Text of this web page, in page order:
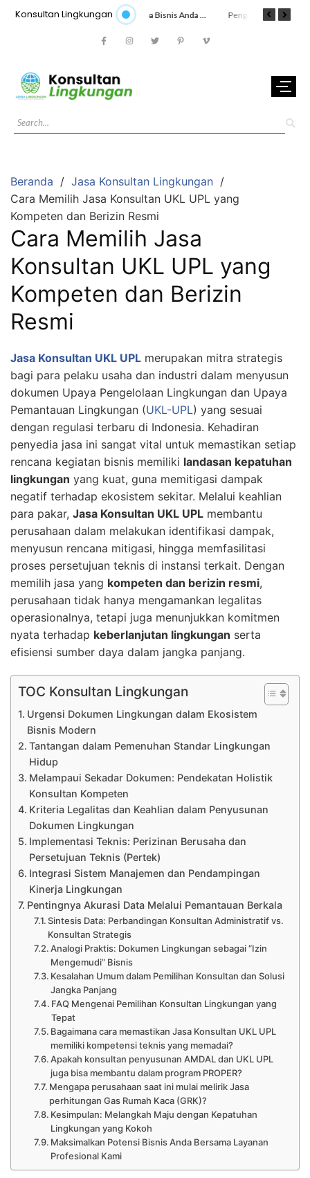
Konsultan Lingkungan
Stop Denda Lingkungan! Jasa Konsultan Lingkungan Siap Membantu Anda Mengapa Bisnis Anda Membutuhkan Jasa Konsultan Lingkungan Profesional? Pengaruh Jasa Konsultan Lingkungan Terhadap Skor ESG Perusahaan
Beranda
Jasa Konsultan Lingkungan
Cara Memilih Jasa Konsultan UKL UPL yang
Kompeten dan Berizin Resmi
Cara Memilih Jasa
Konsultan UKL UPL yang
Kompeten dan Berizin
Resmi
Jasa Konsultan UKL UPL merupakan mitra strategis
bagi para pelaku usaha dan industri dalam menyusun
dokumen Upaya Pengelolaan Lingkungan dan Upaya
Pemantauan Lingkungan (UKL-UPL) yang sesuai
dengan regulasi terbaru di Indonesia. Kehadiran
penyedia jasa ini sangat vital untuk memastikan setiap
rencana kegiatan bisnis memiliki landasan kepatuhan
lingkungan yang kuat, guna memitigasi dampak
negatif terhadap ekosistem sekitar. Melalui keahlian
para pakar, Jasa Konsultan UKL UPL membantu
perusahaan dalam melakukan identifikasi dampak,
menyusun rencana mitigasi, hingga memfasilitasi
proses persetujuan teknis di instansi terkait. Dengan
memilih jasa yang kompeten dan berizin resmi,
perusahaan tidak hanya mengamankan legalitas
operasionalnya, tetapi juga menunjukkan komitmen
nyata terhadap keberlanjutan lingkungan serta
efisiensi sumber daya dalam jangka panjang.
TOC Konsultan Lingkungan
Urgensi Dokumen Lingkungan dalam Ekosistem
Bisnis Modern
Tantangan dalam Pemenuhan Standar Lingkungan
Hidup
Melampaui Sekadar Dokumen: Pendekatan Holistik
Konsultan Kompeten
Kriteria Legalitas dan Keahlian dalam Penyusunan
Dokumen Lingkungan
Implementasi Teknis: Perizinan Berusaha dan
Persetujuan Teknis (Pertek)
Integrasi Sistem Manajemen dan Pendampingan
Kinerja Lingkungan
Pentingnya Akurasi Data Melalui Pemantauan Berkala
Sintesis Data: Perbandingan Konsultan Administratif vs.
Konsultan Strategis
Analogi Praktis: Dokumen Lingkungan sebagai “Izin
Mengemudi” Bisnis
Kesalahan Umum dalam Pemilihan Konsultan dan Solusi
Jangka Panjang
FAQ Mengenai Pemilihan Konsultan Lingkungan yang
Tepat
Bagaimana cara memastikan Jasa Konsultan UKL UPL
memiliki kompetensi teknis yang memadai?
Apakah konsultan penyusunan AMDAL dan UKL UPL
juga bisa membantu dalam program PROPER?
Mengapa perusahaan saat ini mulai melirik Jasa
perhitungan Gas Rumah Kaca (GRK)?
Kesimpulan: Melangkah Maju dengan Kepatuhan
Lingkungan yang Kokoh
Maksimalkan Potensi Bisnis Anda Bersama Layanan
Profesional Kami